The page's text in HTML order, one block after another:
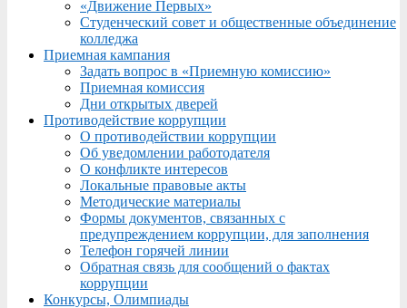
«Движение Первых»
Студенческий совет и общественные объединение
колледжа
Приемная кампания
Задать вопрос в «Приемную комиссию»
Приемная комиссия
Дни открытых дверей
Противодействие коррупции
О противодействии коррупции
Об уведомлении работодателя
О конфликте интересов
Локальные правовые акты
Методические материалы
Формы документов, связанных с
предупреждением коррупции, для заполнения
Телефон горячей линии
Обратная связь для сообщений о фактах
коррупции
Конкурсы, Олимпиады